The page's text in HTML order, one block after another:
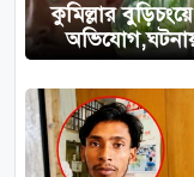
কুমিল্লার